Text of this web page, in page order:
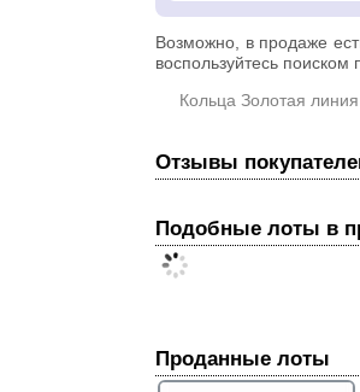
Возможно, в продаже
воспользуйтесь поиском
Кольца Золотая линия
Отзывы
Подобные лоты в
Проданные лоты